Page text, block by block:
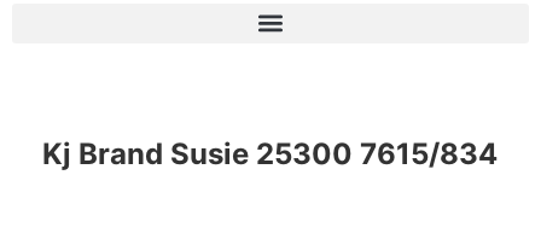
Kj Brand Susie 25300 7615/834